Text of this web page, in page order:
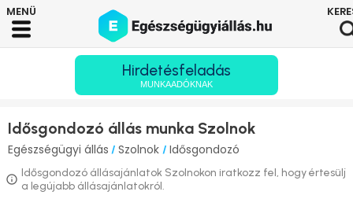
Hirdetésfeladás
MUNKAADÓKNAK
Idősgondozó állás munka Szolnok
Egészségügyi állás / Szolnok / Idősgondozó
Idősgondozó állásajánlatok Szolnokon iratkozz fel, hogy értesülj
a legújabb állásajánlatokról.